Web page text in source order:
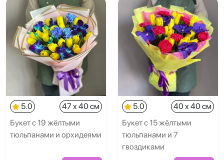
5.0
47 x 40 см
Букет с 19 жёлтыми
тюльпанами и орхидеями
5.0
40 x 40 см
Букет с 15 жёлтыми
тюльпанами и 7
гвоздиками